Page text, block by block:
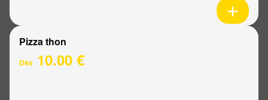
Pizza thon
Dès 10.00 €